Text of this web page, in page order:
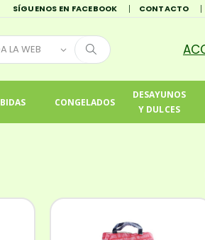
SÍGUENOS EN FACEBOOK CONTACTO
CONGELADOS
DESAYUNOS
Y DULCES